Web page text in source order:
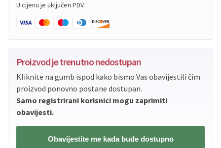
U cijenu je uključen PDV.
Proizvod je trenutno nedostupan
Kliknite na gumb ispod kako bismo Vas obavijestili čim
proizvod ponovno postane dostupan.
Samo registrirani korisnici mogu zaprimiti
obavijesti.
Obavijestite me kada bude dostupno